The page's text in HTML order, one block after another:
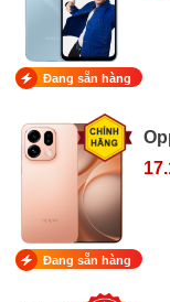
Đang sẵn hàng
Đang sẵn hàng